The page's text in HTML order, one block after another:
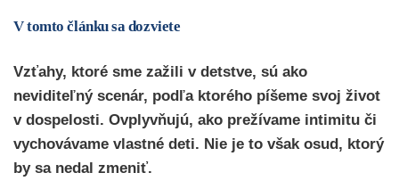
V tomto článku sa dozviete
Vzťahy, ktoré sme zažili v detstve, sú ako
neviditeľný scenár, podľa ktorého píšeme svoj život
v dospelosti. Ovplyvňujú, ako prežívame intimitu či
vychovávame vlastné deti. Nie je to však osud, ktorý
by sa nedal zmeniť.